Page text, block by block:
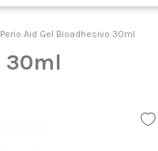
Perio Aid Gel Bioadhesivo 30ml
30ml